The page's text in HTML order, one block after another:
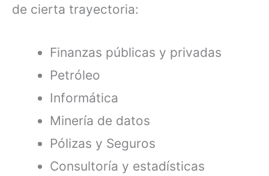
de cierta trayectoria:
Finanzas públicas y privadas
Petróleo
Informática
Minería de datos
Pólizas y Seguros
Consultoría y estadísticas